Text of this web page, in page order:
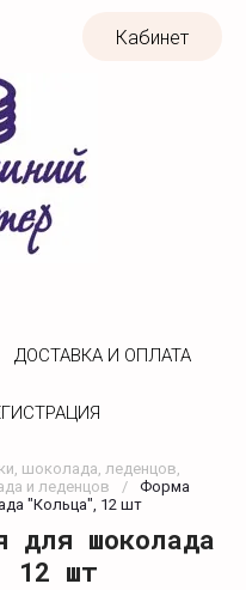
Кабинет
ДОСТАВКА И ОПЛАТА
шоколада, леденцов,
и леденцов /
Форма
"Кольца", 12 шт
для шоколада
12 шт